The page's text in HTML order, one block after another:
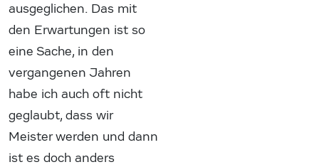
ausgeglichen. Das mit
den Erwartungen ist so
eine Sache, in den
vergangenen Jahren
habe ich auch oft nicht
geglaubt, dass wir
Meister werden und dann
ist es doch anders